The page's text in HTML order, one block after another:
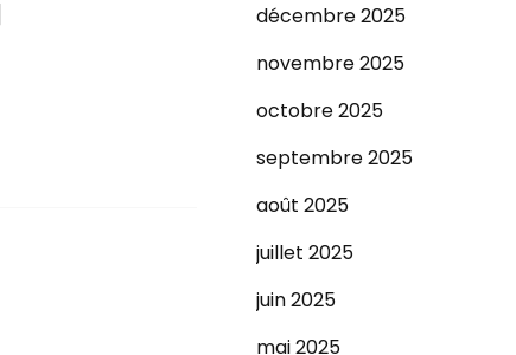
décembre 2025
novembre 2025
octobre 2025
septembre 2025
août 2025
juillet 2025
juin 2025
mai 2025